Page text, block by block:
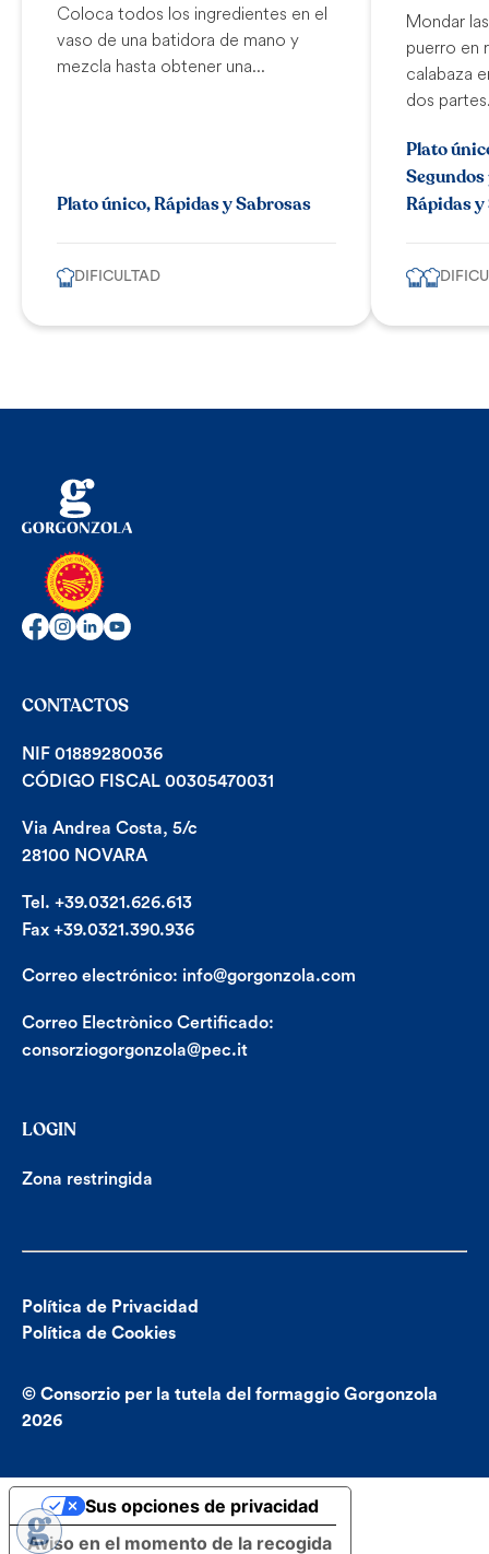
Coloca todos los ingredientes en el
vaso de una batidora de mano y
mezcla hasta obtener una...
Plato único, Rápidas y Sabrosas
DIFICULTAD
Mondar
puerro en
calabaza
dos
Plato
Rápidas
CONTACTOS
NIF 01889280036
CÓDIGO FISCAL 00305470031
Via Andrea Costa, 5/c
28100 NOVARA
Tel. +39.0321.626.613
Fax +39.0321.390.936
Correo electrónico: info@gorgonzola.com
Correo Electrònico Certificado:
consorziogorgonzola@pec.it
LOGIN
Zona restringida
Política de Privacidad
Política de Cookies
© Consorzio per la tutela del formaggio Gorgonzola
2026
Aviso en el momento de la recogida
Sus opciones de privacidad